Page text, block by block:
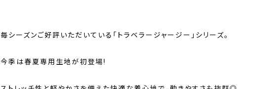
毎シーズンご好評いただいている「トラベラージャージー」シリーズ。
今季は春夏専用生地が初登場!